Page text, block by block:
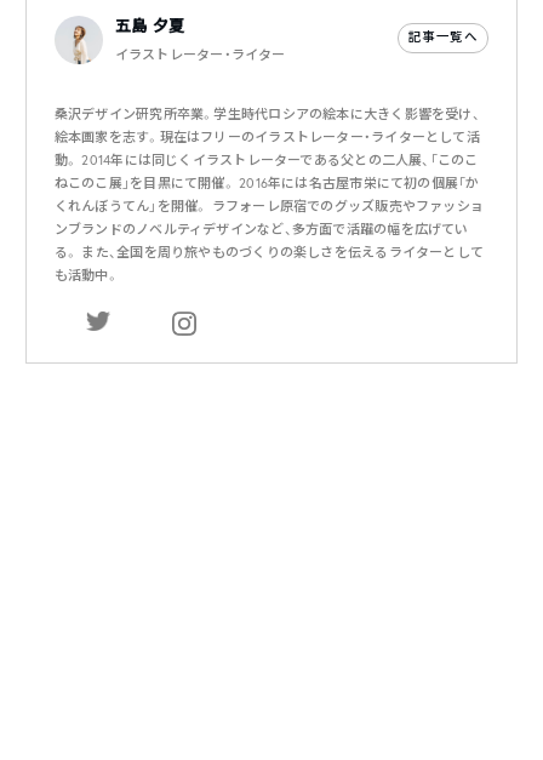
五島 夕夏
イラストレーター・ライター
記事一覧へ
桑沢デザイン研究所卒業。学生時代ロシアの絵本に大きく影響を受け、
絵本画家を志す。現在はフリーのイラストレーター・ライターとして活
動。 2014年には同じくイラストレーターである父との二人展、「このこ
ねこのこ展」を目黒にて開催。 2016年には名古屋市栄にて初の個展「か
くれんぼうてん」を開催。 ラフォーレ原宿でのグッズ販売やファッショ
ンブランドのノベルティデザインなど、多方面で活躍の幅を広げてい
る。 また、全国を周り旅やものづくりの楽しさを伝えるライターとして
も活動中。